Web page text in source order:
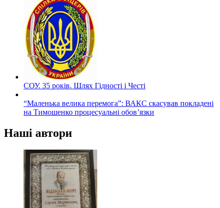
СОУ. 35 років. Шлях Гідності і Честі
“Маленька велика перемога”: ВАКС скасував покладені
на Тимошенко процесуальні обов’язки
Наші автори